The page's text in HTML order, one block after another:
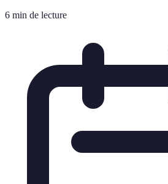
6 min de lecture